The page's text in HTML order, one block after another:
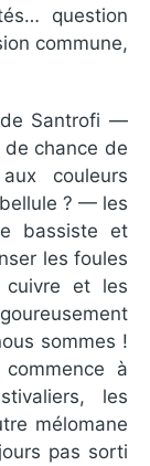
question
commune,
Santrofi —
de chance de
couleurs
? — les
bassiste et
les foules
et les
sommes !
à
les
mélomane
pas sorti